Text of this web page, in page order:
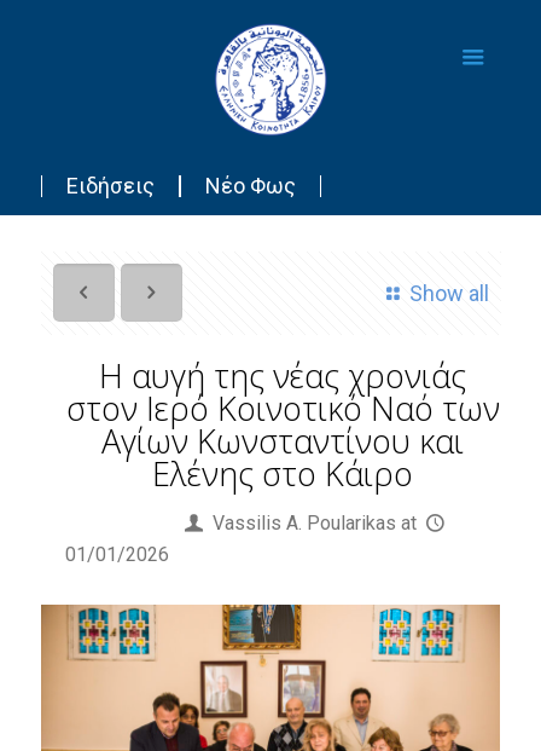
Ειδήσεις Νέο Φως
Show all
Η αυγή της νέας χρονιάς
στον Ιερό Κοινοτικό Ναό των
Αγίων Κωνσταντίνου και
Ελένης στο Κάιρο
Vassilis Α. Poularikas at
01/01/2026